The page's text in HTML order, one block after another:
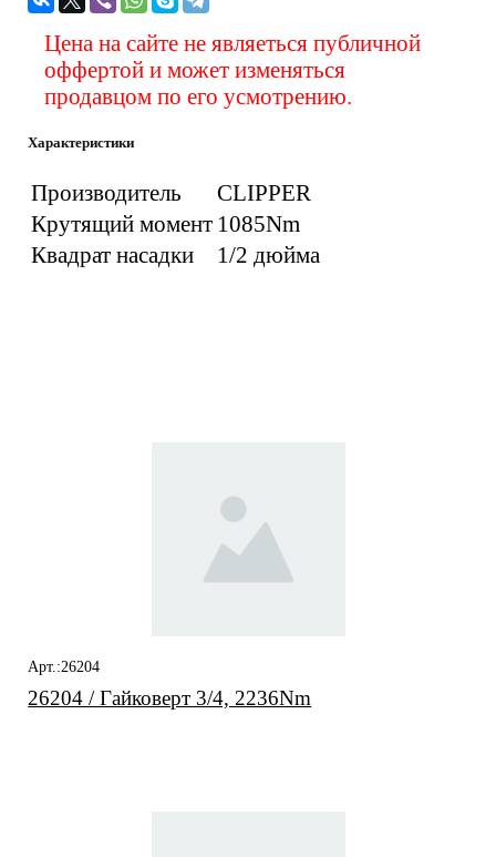
Цена на сайте не являеться публичной
оффертой и может изменяться
продавцом по его усмотрению.
Характеристики
Производитель
CLIPPER
Крутящий момент 1085Nm
Квадрат насадки
1/2 дюйма
Арт.:26204
26204 / Гайковерт 3/4, 2236Nm